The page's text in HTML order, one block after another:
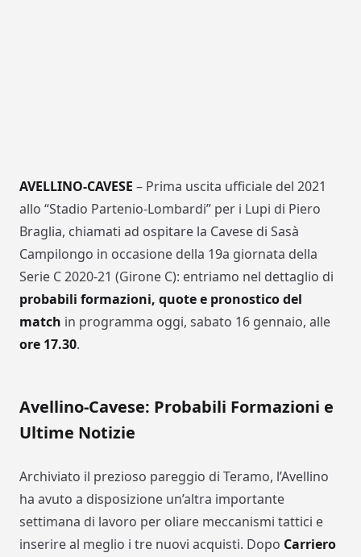
AVELLINO-CAVESE – Prima uscita ufficiale del 2021
allo “Stadio Partenio-Lombardi” per i Lupi di Piero
Braglia, chiamati ad ospitare la Cavese di Sasà
Campilongo in occasione della 19a giornata della
Serie C 2020-21 (Girone C): entriamo nel dettaglio di
probabili formazioni, quote e pronostico del
match in programma oggi, sabato 16 gennaio, alle
ore 17.30.
Avellino-Cavese: Probabili Formazioni e
Ultime Notizie
Archiviato il prezioso pareggio di Teramo, l’Avellino
ha avuto a disposizione un’altra importante
settimana di lavoro per oliare meccanismi tattici e
inserire al meglio i tre nuovi acquisti. Dopo Carriero